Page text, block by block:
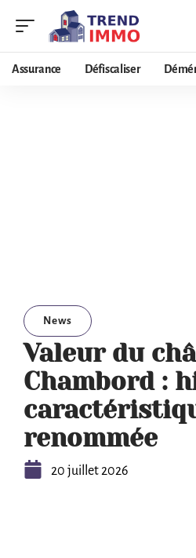
Assurance Défiscaliser
News
Valeur du
Chambord :
renommée
20 juillet 2026